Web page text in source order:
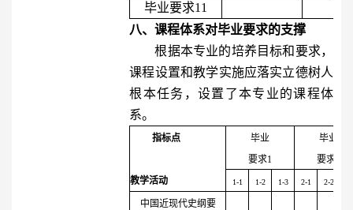
毕业要求1 1
八、课程体系对毕业要求的支撑
根据本专业的培养目标和要求，
课程设置和教学实施应落实立德树人
根本任务，设置了本专业的课程体
系。
指标点
教学活动
毕业
要求1
毕业
要求
1-1 1-2 1-3 2-1 2-2
中国近现代史纲要